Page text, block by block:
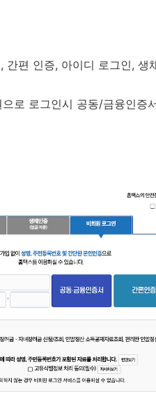
편 인증, 아이디 로그인, 생
로 로그인시 공동/금융인증